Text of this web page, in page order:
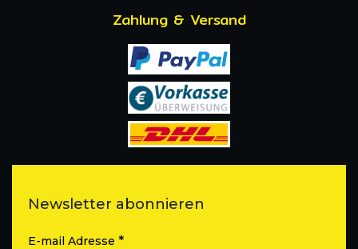
Zahlung & Versand
Newsletter abonnieren
E-mail Adresse *